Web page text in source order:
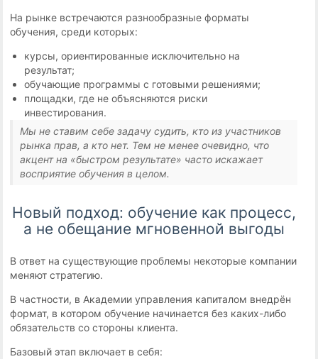
На рынке встречаются разнообразные форматы
обучения, среди которых:
курсы, ориентированные исключительно на
результат;
обучающие программы с готовыми решениями;
площадки, где не объясняются риски
инвестирования.
Мы не ставим себе задачу судить, кто из участников
рынка прав, а кто нет. Тем не менее очевидно, что
акцент на «быстром результате» часто искажает
восприятие обучения в целом.
Новый подход: обучение как процесс,
а не обещание мгновенной выгоды
В ответ на существующие проблемы некоторые компании
меняют стратегию.
В частности, в Академии управления капиталом внедрён
формат, в котором обучение начинается без каких-либо
обязательств со стороны клиента.
Базовый этап включает в себя: